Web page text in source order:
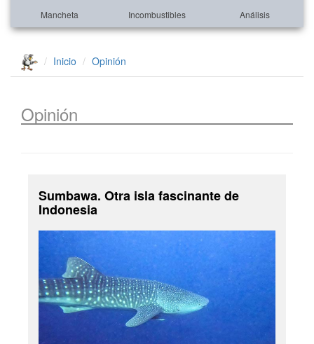
Mancheta Incombustibles Análisis
Inicio Opinión
Opinión
Sumbawa. Otra isla fascinante de
Indonesia